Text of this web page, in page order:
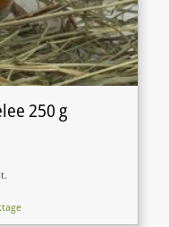
250 g